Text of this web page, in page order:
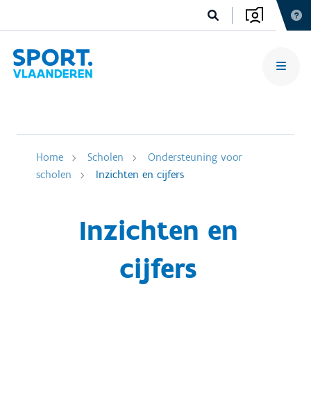
Home Scholen
Ondersteuning voor
scholen
Inzichten en cijfers
Inzichten en
cijfers